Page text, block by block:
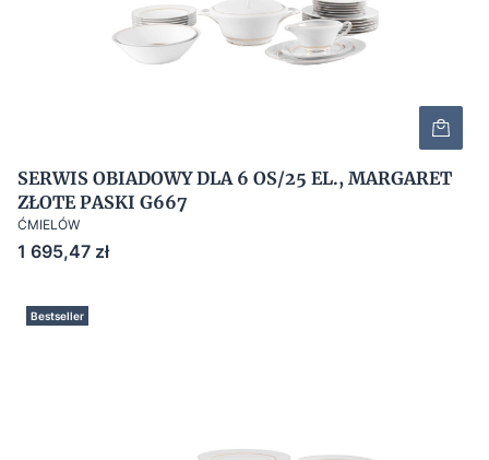
SERWIS OBIADOWY DLA 6 OS/25 EL., MARGARET
ZŁOTE PASKI G667
ĆMIELÓW
Cena
1 695,47 zł
Bestseller